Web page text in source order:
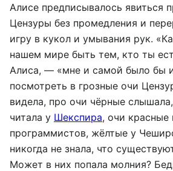
Алисе предписывалось явиться
Цензуры без промедления и
игру в кукол и умывания рук.
нашем мире быть тем, кто ты
Алиса, — «мне и самой было бы
посмотреть в грозные очи
видела, про очи чёрные
читала у Шекспира, очи красные
программистов, жёлтые у
никогда не знала, что
Может в них попала молния?